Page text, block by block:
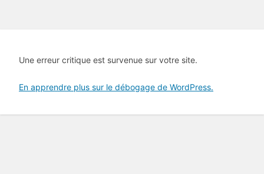
Une erreur critique est survenue sur votre site.
En apprendre plus sur le débogage de WordPress.